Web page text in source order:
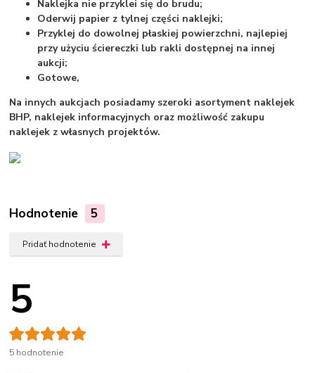
Naklejka nie przyklei się do brudu;
Oderwij papier z tylnej części naklejki;
Przyklej do dowolnej płaskiej powierzchni, najlepiej
przy użyciu ściereczki lub rakli dostępnej na innej
aukcji;
Gotowe,
Na innych aukcjach posiadamy szeroki asortyment naklejek
BHP, naklejek informacyjnych oraz możliwość zakupu
naklejek z własnych projektów.
Hodnotenie 5
Pridať hodnotenie
5
5 hodnotenie